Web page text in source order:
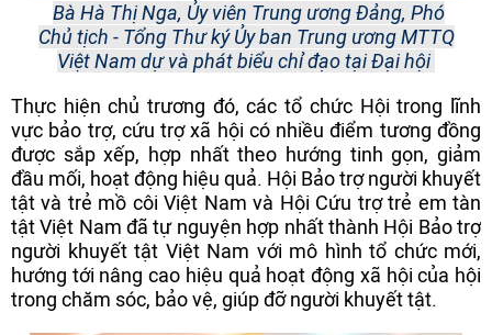
Bà Hà Thị Nga, Ủy viên Trung ương Đảng, Phó
Chủ tịch - Tổng Thư ký Ủy ban Trung ương MTTQ
Việt Nam dự và phát biểu chỉ đạo tại Đại hội
Thực hiện chủ trương đó, các tổ chức Hội trong lĩnh
vực bảo trợ, cứu trợ xã hội có nhiều điểm tương đồng
được sắp xếp, hợp nhất theo hướng tinh gọn, giảm
đầu mối, hoạt động hiệu quả. Hội Bảo trợ người khuyết
tật và trẻ mồ côi Việt Nam và Hội Cứu trợ trẻ em tàn
tật Việt Nam đã tự nguyện hợp nhất thành Hội Bảo trợ
người khuyết tật Việt Nam với mô hình tổ chức mới,
hướng tới nâng cao hiệu quả hoạt động xã hội của hội
trong chăm sóc, bảo vệ, giúp đỡ người khuyết tật.